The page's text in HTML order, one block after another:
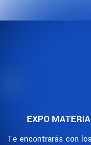
EXPO
Te encontrarás con